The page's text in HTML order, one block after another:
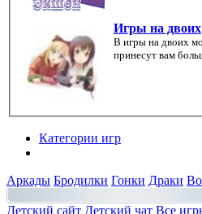
Игры на двоих
В игры на двоих
принесут вам
Категории игр
Аркады Бродилки Гонки Драки
Детский сайт Детский чат Все